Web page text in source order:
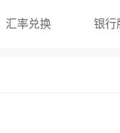
汇率兑换 银行